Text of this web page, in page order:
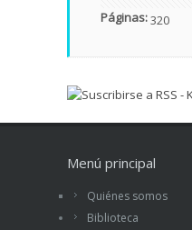
Páginas:320
Menú principal
Quiénes somos
Biblioteca